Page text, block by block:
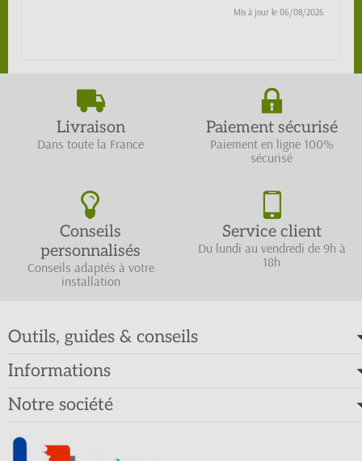
Mis à jour le 06/08/2026
Livraison
Dans toute la France
Paiement sécurisé
Paiement en ligne 100%
sécurisé
Conseils
personnalisés
Conseils adaptés à votre
installation
Service client
Du lundi au vendredi de 9h à
18h
Outils, guides & conseils
Informations
Notre société